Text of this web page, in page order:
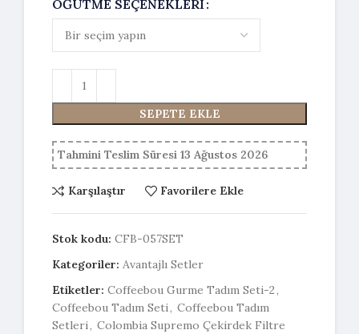
ÖĞÜTME SEÇENEKLERI
SEPETE EKLE
Tahmini Teslim Süresi 13 Ağustos 2026
Karşılaştır Favorilere Ekle
Stok kodu: CFB-057SET
Kategoriler: Avantajlı Setler
Etiketler: Coffeebou Gurme Tadım Seti-2 ,
Coffeebou Tadım Seti , Coffeebou Tadım
Setleri , Colombia Supremo Çekirdek Filtre